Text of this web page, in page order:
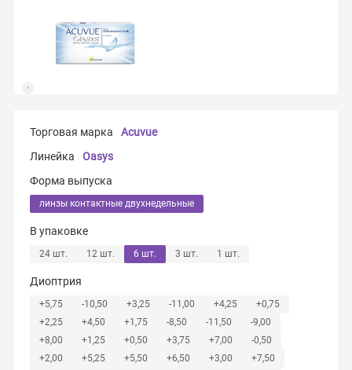
Торговая марка
Acuvue
Линейка
Oasys
Форма выпуска
линзы контактные двухнедельные
В упаковке
24 шт. 12 шт. 6 шт. 3 шт. 1 шт.
Диоптрия
+5,75 -10,50 +3,25 -11,00 +4,25
+0,75
+2,25
+4,50 +1,75 -8,50 -11,50
-9,00
+8,00
+1,25 +0,50 +3,75 +7,00
-0,50
+2,00
+5,25 +5,50 +6,50 +3,00
+7,50